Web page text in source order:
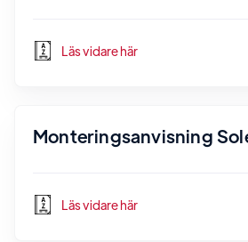
Läs vidare här
Monteringsanvisning
Läs vidare här